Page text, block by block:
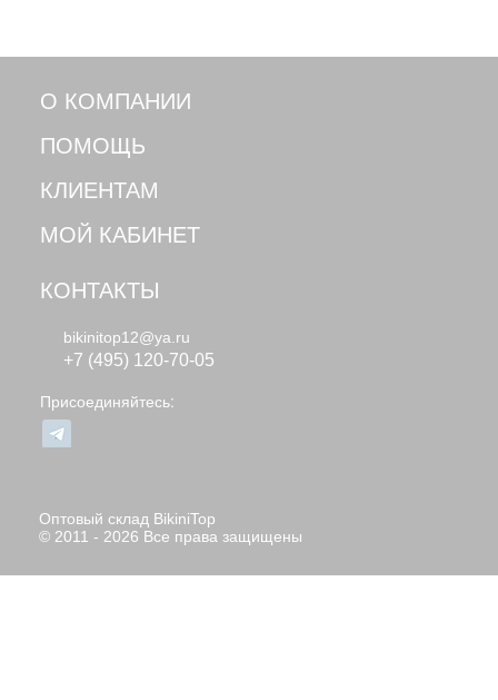
О КОМПАНИИ
ПОМОЩЬ
КЛИЕНТАМ
МОЙ КАБИНЕТ
КОНТАКТЫ
bikinitop12@ya.ru
+7 (495) 120-70-05
Присоединяйтесь:
Оптовый склад BikiniTop
© 2011 - 2026 Все права защищены